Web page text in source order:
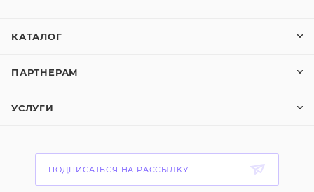
КАТАЛОГ
ПАРТНЕРАМ
УСЛУГИ
ПОДПИСАТЬСЯ НА РАССЫЛКУ